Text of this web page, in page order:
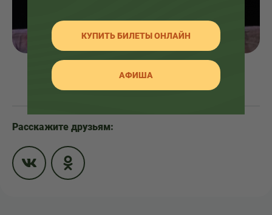
Расскажите друзьям:
КУПИТЬ БИЛЕТЫ ОНЛАЙН
АФИША